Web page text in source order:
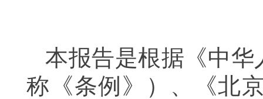
本报告是根据《中
称《条例》）、《北